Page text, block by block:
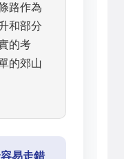
路作為
和部分
的考
的郊山
易走錯